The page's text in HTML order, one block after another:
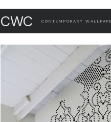
CWC CONTEMPORARY